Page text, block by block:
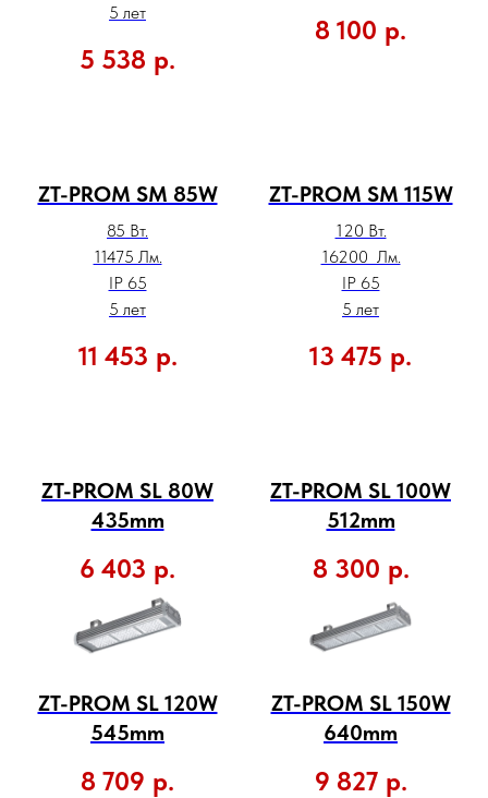
5 лет
5 538 р.
8 100 р.
ZT-PROM SM 85W
85 Вт.
11475 Лм.
IP 65
5 лет
11 453 р.
ZT-PROM SM 115W
120 Вт.
16200 Лм.
IP 65
5 лет
13 475 р.
ZT-PROM SL 80W
435mm
6 403 р.
ZT-PROM SL 100W
512mm
8 300 р.
ZT-PROM SL 120W
545mm
8 709 р.
ZT-PROM SL 150W
640mm
9 827 р.